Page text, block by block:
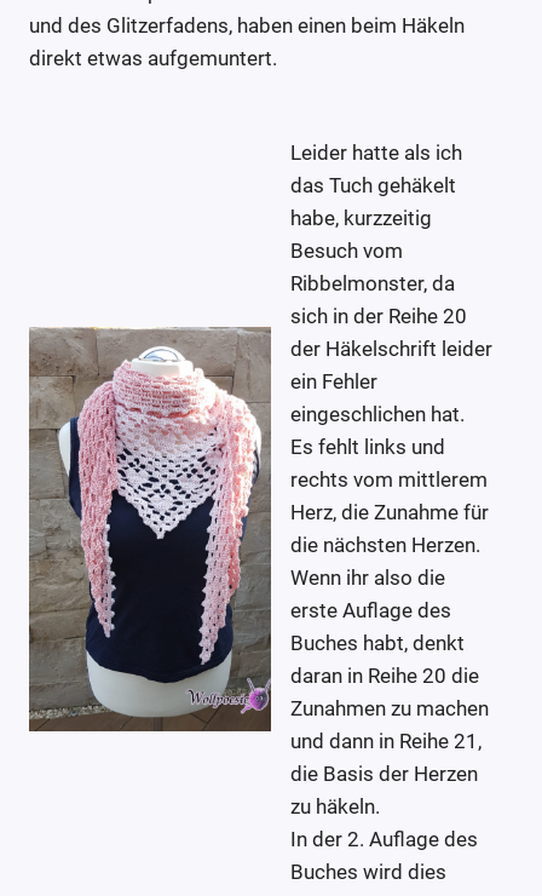
und des Glitzerfadens, haben einen beim Häkeln
direkt etwas aufgemuntert.
Leider hatte als ich
das Tuch gehäkelt
habe, kurzzeitig
Besuch vom
Ribbelmonster, da
sich in der Reihe 20
der Häkelschrift leider
ein Fehler
eingeschlichen hat.
Es fehlt links und
rechts vom mittlerem
Herz, die Zunahme für
die nächsten Herzen.
Wenn ihr also die
erste Auflage des
Buches habt, denkt
daran in Reihe 20 die
Zunahmen zu machen
und dann in Reihe 21,
die Basis der Herzen
zu häkeln.
In der 2. Auflage des
Buches wird dies